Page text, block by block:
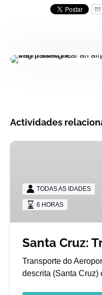
Actividades
Santa
Privado
TODAS AS IDADES
6 HORAS
Santa Cruz:
Transporte do
descrita (Santa Cruz)